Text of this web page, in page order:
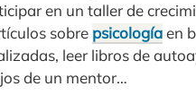
en un taller de
sobre psicologíaen
leer libros de
de un mentor…